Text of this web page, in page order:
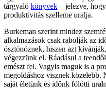
tárgyaló könyvek – jelezve,
produktivitás szelleme uralja.
Burkeman szerint mindez
alkalmazások csak rabolják az
ösztönöznek, hiszen azt
végezzünk el. Ráadásul a
emészt fel. Vagyis maguk is a
megoldáshoz visznek közelebb.
saját életünk és időnk fölötti